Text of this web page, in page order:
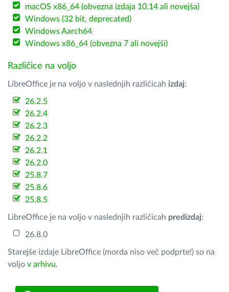
macOS x86_64 (obvezna izdaja 10.14 ali novejša)
Windows (32 bit, deprecated)
Windows Aarch64
Windows x86_64 (obvezna 7 ali novejši)
Različice na voljo
LibreOffice je na voljo v naslednjih različicah izdaj:
26.2.5
26.2.4
26.2.3
26.2.2
26.2.1
26.2.0
25.8.7
25.8.6
25.8.5
LibreOffice je na voljo v naslednjih različicah predizdaj:
26.8.0
Starejše izdaje LibreOffice (morda niso več podprte!) so na
voljo v arhivu.